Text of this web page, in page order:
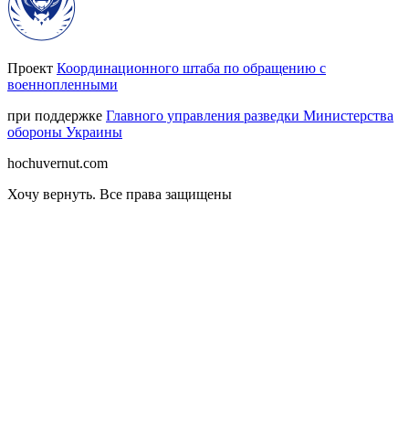
Проект Координационного штаба по обращению с
военнопленными
при поддержке Главного управления разведки Министерства
обороны Украины
hochuvernut.com
Хочу вернуть. Все права защищены